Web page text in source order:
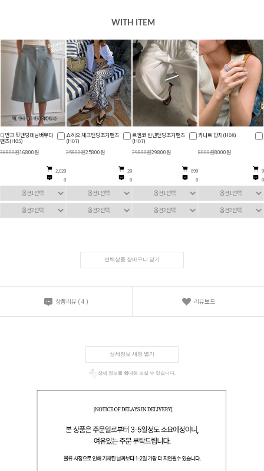
WITH ITEM
디번크 뒷밴딩데님버뮤다
팬츠(H05)
36800원16800원
2,020
0
쇼헤오 체크밴딩조거팬츠
(H07)
25800원25800원
20
0
르엔코 린넨밴딩조거팬츠
(H07)
29800원29800원
899
0
카나트 반지(H08)
8000원8000원
9
0
선택상품 장바구니 담기
상품리뷰 ( 4 ) 리뷰보드
상세정보 새창 열기
상세 정보를 확대해 보실 수 있습니다.